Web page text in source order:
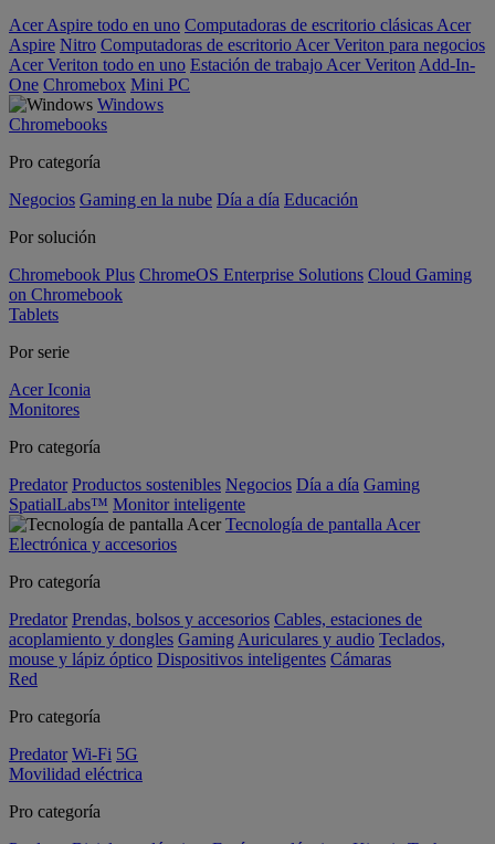
Acer Aspire todo en uno Computadoras de escritorio clásicas Acer
Aspire Nitro Computadoras de escritorio Acer Veriton para negocios
Acer Veriton todo en uno Estación de trabajo Acer Veriton Add-In-
One Chromebox Mini PC
Windows
Chromebooks
Pro categoría
Negocios Gaming en la nube Día a día Educación
Por solución
Chromebook Plus ChromeOS Enterprise Solutions Cloud Gaming
on Chromebook
Tablets
Por serie
Acer Iconia
Monitores
Pro categoría
Predator Productos sostenibles Negocios Día a día Gaming
SpatialLabs™ Monitor inteligente
Tecnología de pantalla Acer
Electrónica y accesorios
Pro categoría
Predator Prendas, bolsos y accesorios Cables, estaciones de
acoplamiento y dongles Gaming Auriculares y audio Teclados,
mouse y lápiz óptico Dispositivos inteligentes Cámaras
Red
Pro categoría
Predator Wi-Fi 5G
Movilidad eléctrica
Pro categoría